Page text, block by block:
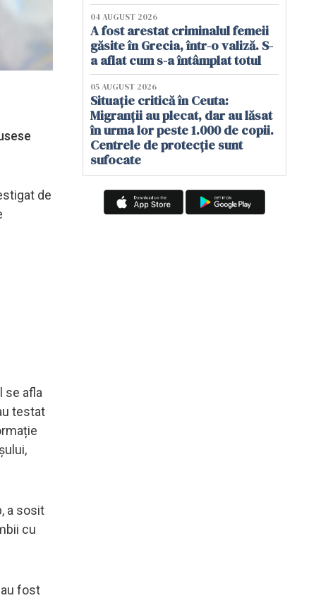
de
se afla
testat
a sosit
cu
fost
04 AUGUST 2026
A fost arestat criminalul femeii
găsite în Grecia, într-o valiză. S-
a aflat cum s-a întâmplat totul
05 AUGUST 2026
Situație critică în Ceuta:
Migranții au plecat, dar au lăsat
în urma lor peste 1.000 de copii.
Centrele de protecție sunt
sufocate